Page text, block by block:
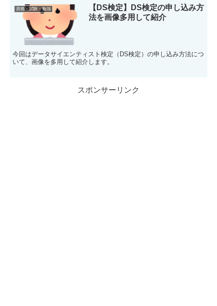
資格・試験・勉強
【DS検定】DS検定の申し込み方
法を画像多用して紹介
今回はデータサイエンティスト検定（DS検定）の申し込み方法につ
いて、画像を多用して紹介します。
スポンサーリンク